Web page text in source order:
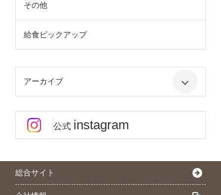
その他
給食ピックアップ
アーカイブ
公式 instagram
総合サイト